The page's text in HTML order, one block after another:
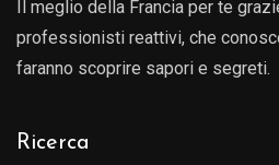
Il meglio della Francia per te
professionisti reattivi, che
faranno scoprire sapori e segreti.
Ricerca